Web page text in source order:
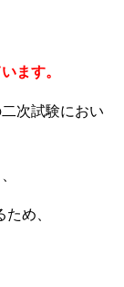
ます。
次試験におい
め、